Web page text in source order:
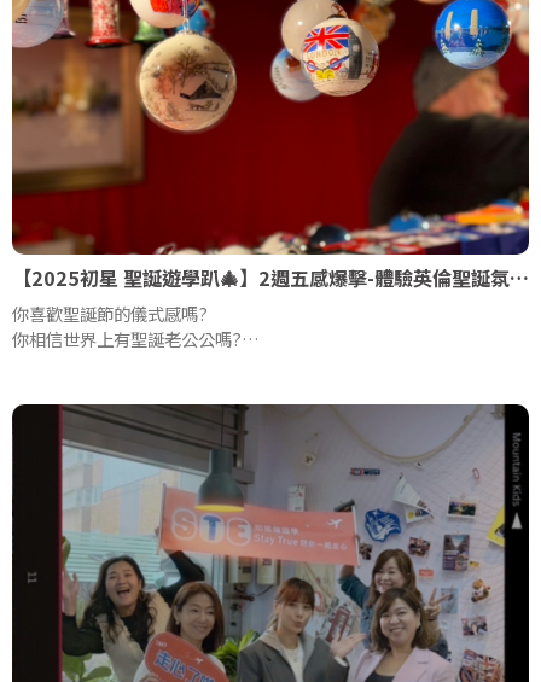
【2025初星 聖誕遊學趴🎄】2週五感爆擊-體驗英倫聖誕氛圍!
你喜歡聖誕節的儀式感嗎?
你相信世界上有聖誕老公公嗎?